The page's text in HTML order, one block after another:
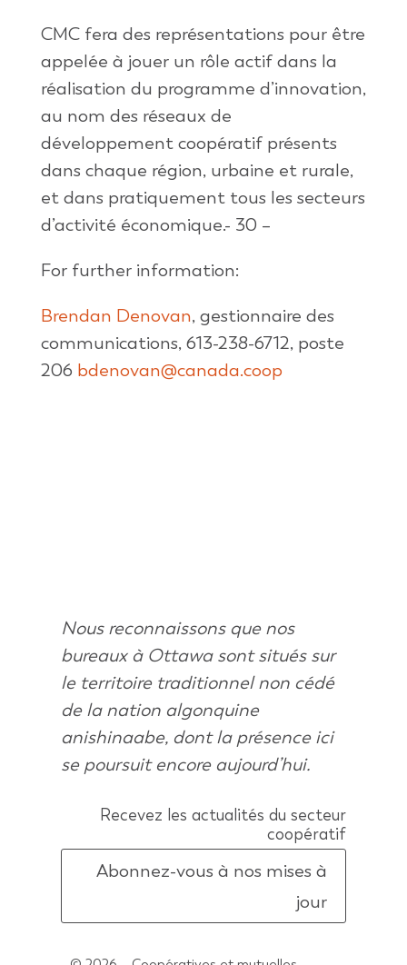
CMC fera des représentations pour être
appelée à jouer un rôle actif dans la
réalisation du programme d’innovation,
au nom des réseaux de
développement coopératif présents
dans chaque région, urbaine et rurale,
et dans pratiquement tous les secteurs
d’activité économique.- 30 –
For further information:
Brendan Denovan, gestionnaire des
communications, 613-238-6712, poste
206 bdenovan@canada.coop
Nous reconnaissons que nos
bureaux à Ottawa sont situés sur
le territoire traditionnel non cédé
de la nation algonquine
anishinaabe, dont la présence ici
se poursuit encore aujourd’hui.
Recevez les actualités du secteur
coopératif
Abonnez-vous à nos mises à
jour